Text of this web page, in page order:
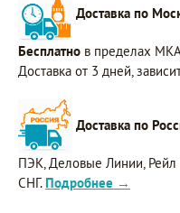
Доставка по
Бесплатно в пределах
Доставка от 3 дней,
Доставка по
ПЭК, Деловые Линии, Рейл
СНГ. Подробнее →